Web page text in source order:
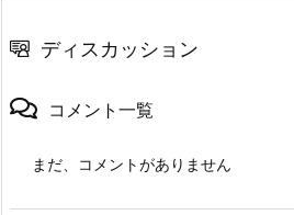
ディスカッション
コメント一覧
まだ、コメントがありません